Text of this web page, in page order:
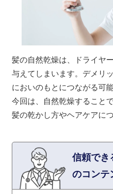
髪の自然乾燥は、ドライヤ
与えてしまいます。デメリ
においのもとにつながる可
今回は、自然乾燥すること
髪の乾かし方やヘアケアに
信頼でき
のコンテ